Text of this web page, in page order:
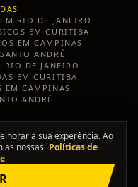
RIO DE JANEIRO
EMCURITIBA
EMCAMPINAS
SANTO ANDRÉ
RIO DE JANEIRO
EMCURITIBA
EMCAMPINAS
ANDRÉ
a sua experência. Ao
as nossas Políticas de